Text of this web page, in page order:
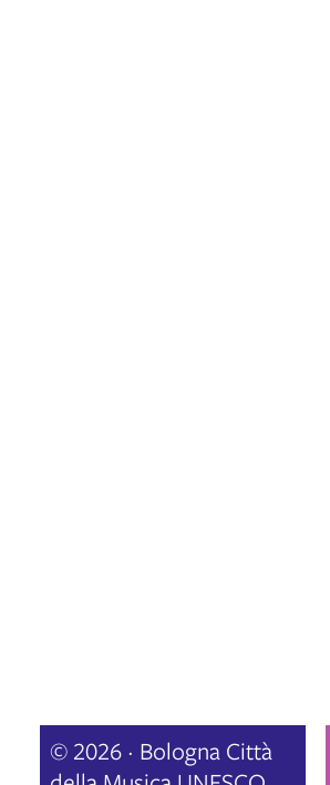
© 2026 · Bologna Città